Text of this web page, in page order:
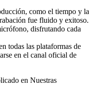
como el tiempo y la
fue fluido y exitoso.
disfrutando cada
todas las plataformas de
en el canal oficial de
en Nuestras